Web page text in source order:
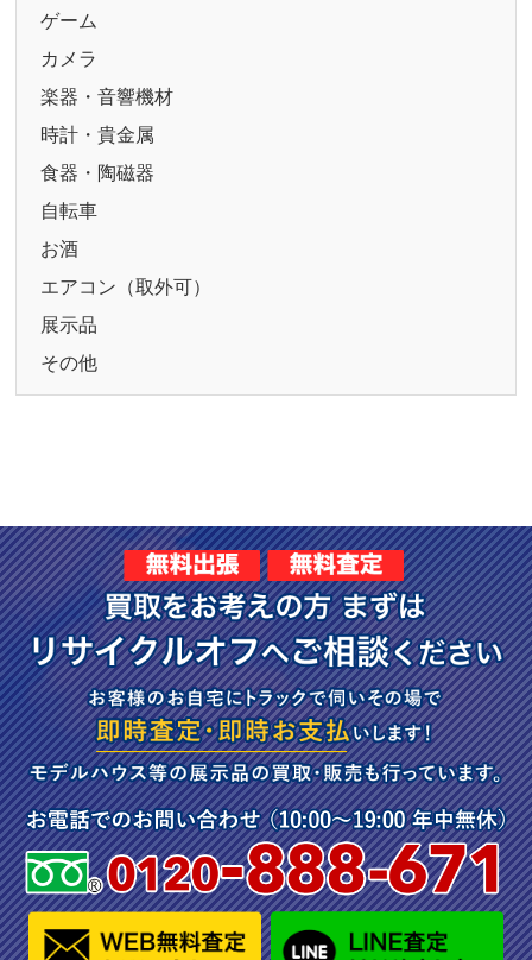
ゲーム
カメラ
楽器・音響機材
時計・貴金属
食器・陶磁器
自転車
お酒
エアコン（取外可）
展示品
その他